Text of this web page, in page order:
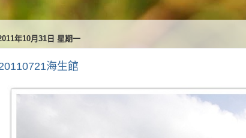
年10月31日 星期一
海生館